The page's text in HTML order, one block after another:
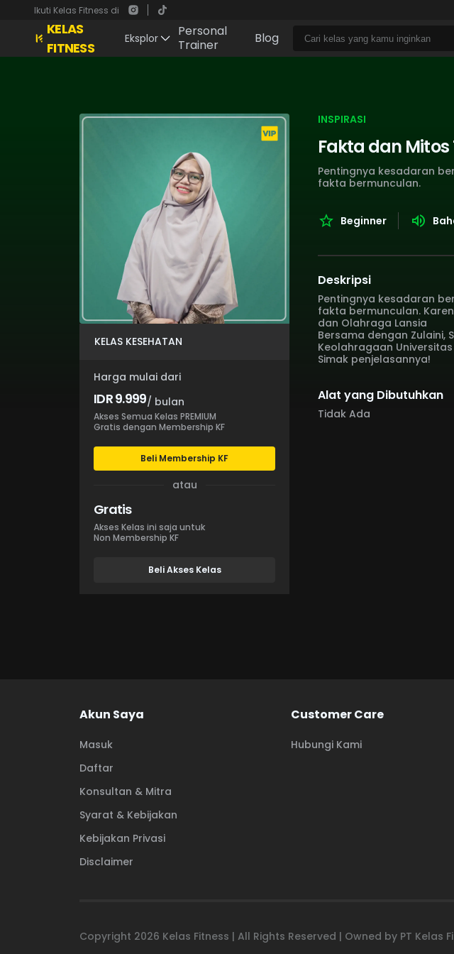
Ikuti Kelas Fitness di
KELAS
FITNESS
Eksplor
Personal
Trainer
Blog
KELAS KESEHATAN
Harga mulai dari
IDR 9.999/ bulan
Akses Semua Kelas PREMIUM
Gratis dengan Membership KF
Beli Membership KF
atau
Gratis
Akses Kelas ini saja untuk
Non Membership KF
Beli Akses Kelas
INSPIRASI
Fakta dan
Pentingnya kesadaran
fakta bermunculan.
Beginner
Deskripsi
Pentingnya kesadaran
fakta bermunculan.
dan Olahraga Lansia
Bersama dengan Zulaini,
Keolahragaan
Simak penjelasannya!
Alat yang Dibutuhkan
Tidak Ada
Akun Saya
Masuk
Daftar
Konsultan & Mitra
Syarat & Kebijakan
Kebijakan Privasi
Disclaimer
Customer Care
Hubungi Kami
Copyright 2026 Kelas Fitness | All Rights Reserved | Owned by PT Kelas